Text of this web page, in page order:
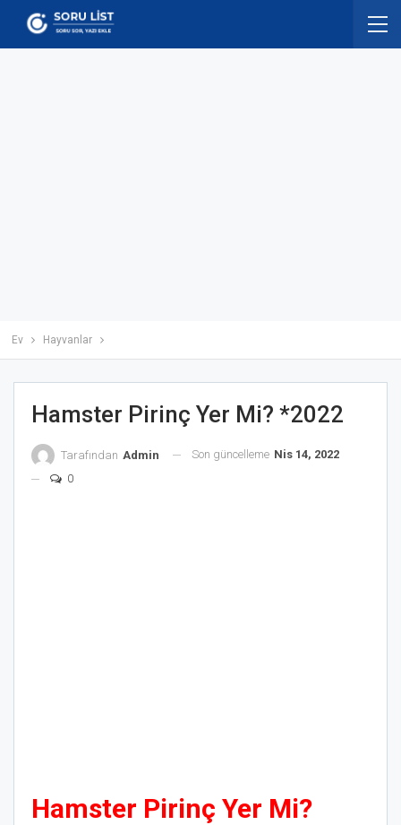
Ev Hayvanlar
Hamster Pirinç Yer Mi? *2022
Tarafından Admin Son güncelleme Nis 14, 2022
0
Hamster Pirinç Yer Mi?